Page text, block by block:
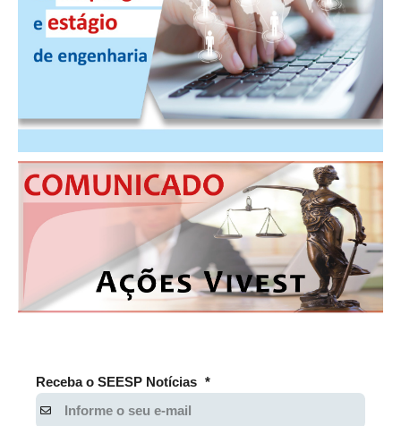
LEI 6.496/1977 – ART
RES 1.002/2002 – CÓDIGO DE ÉTICA
PISO SALARIAL
FIQUE POR DENTRO
OPORTUNIDADES
APRESENTAÇÃO
EMPREGO E ESTÁGIO
CARREIRA
GUIA DAS ENGENHARIAS
Receba o SEESP Notícias *